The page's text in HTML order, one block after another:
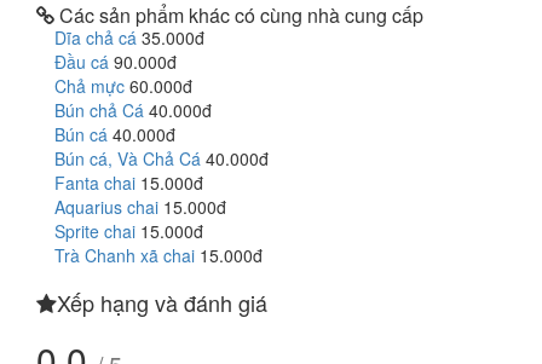
Các sản phẩm khác có cùng nhà cung cấp
Dĩa chả cá 35.000đ
Đầu cá 90.000đ
Chả mực 60.000đ
Bún chả Cá 40.000đ
Bún cá 40.000đ
Bún cá, Và Chả Cá 40.000đ
Fanta chai 15.000đ
Aquarius chai 15.000đ
Sprite chai 15.000đ
Trà Chanh xã chai 15.000đ
Xếp hạng và đánh giá